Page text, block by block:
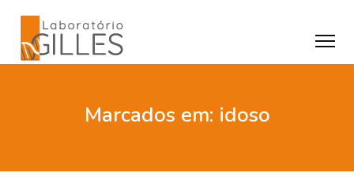
Marcados em: idoso